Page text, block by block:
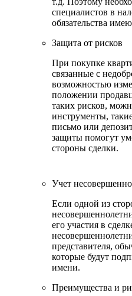
специалистов в
обязательства
Защита от рисков
При покупке
связанные с
возможностью
положении
таких рисков,
инструменты,
письмо или
защиты помогут
стороны сделки.
Учет
Если одной из
его участия в
представителя,
которые будут
имени.
Преимущества и